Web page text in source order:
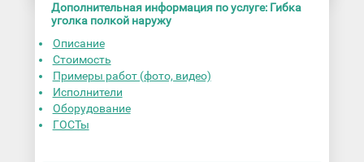
Дополнительная информация по услуге: Гибка
уголка полкой наружу
Описание
Стоимость
Примеры работ (фото, видео)
Исполнители
Оборудование
ГОСТы